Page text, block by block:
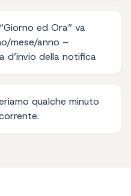
ed Ora” va
mese/anno –
d’invio della notifica
qualche minuto